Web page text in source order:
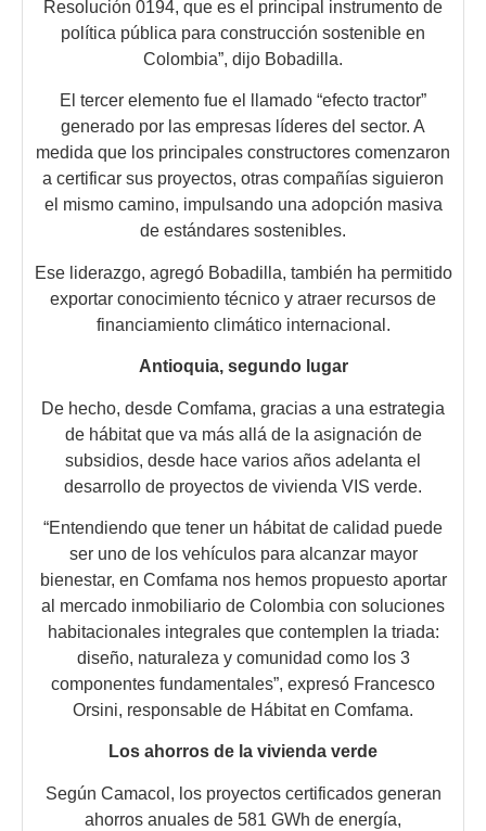
Resolución 0194, que es el principal instrumento de
política pública para construcción sostenible en
Colombia”, dijo Bobadilla.
El tercer elemento fue el llamado “efecto tractor”
generado por las empresas líderes del sector. A
medida que los principales constructores comenzaron
a certificar sus proyectos, otras compañías siguieron
el mismo camino, impulsando una adopción masiva
de estándares sostenibles.
Ese liderazgo, agregó Bobadilla, también ha permitido
exportar conocimiento técnico y atraer recursos de
financiamiento climático internacional.
Antioquia, segundo lugar
De hecho, desde Comfama, gracias a una estrategia
de hábitat que va más allá de la asignación de
subsidios, desde hace varios años adelanta el
desarrollo de proyectos de vivienda VIS verde.
“Entendiendo que tener un hábitat de calidad puede
ser uno de los vehículos para alcanzar mayor
bienestar, en Comfama nos hemos propuesto aportar
al mercado inmobiliario de Colombia con soluciones
habitacionales integrales que contemplen la triada:
diseño, naturaleza y comunidad como los 3
componentes fundamentales”, expresó Francesco
Orsini, responsable de Hábitat en Comfama.
Los ahorros de la vivienda verde
Según Camacol, los proyectos certificados generan
ahorros anuales de 581 GWh de energía,